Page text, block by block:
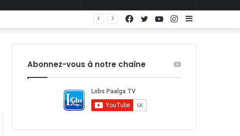
(barre
Sidebar
Instagram
YouTube
Twitter
Facebook
Abonnez-vous à notre chaîne